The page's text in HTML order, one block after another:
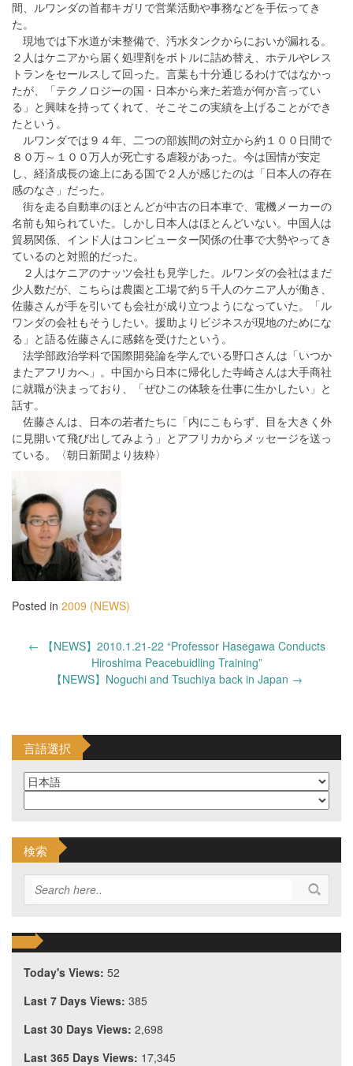
間、ルワンダの首都キガリで営業活動や事務などを手伝ってき
た。
現地では下水道が未整備で、汚水タンクからにおいが漏れる。
２人はケニアから届く処理剤をボトルに詰め替え、ホテルやレス
トランをセールスして回った。言葉も十分通じるわけではなかっ
たが、「テクノロジーの国・日本から来た若造が何か言ってい
る」と興味を持ってくれて、そこそこの実績を上げることができ
たという。
ルワンダでは９４年、二つの部族間の対立から約１００日間で
８０万～１００万人が死亡する虐殺があった。今は国情が安定
し、経済成長の途上にある国で２人が感じたのは「日本人の存在
感のなさ」だった。
街を走る自動車のほとんどが中古の日本車で、電機メーカーの
名前も知られていた。しかし日本人はほとんどいない。中国人は
貿易関係、インド人はコンピューター関係の仕事で大勢やってき
ているのと対照的だった。
２人はケニアのナッツ会社も見学した。ルワンダの会社はまだ
少人数だが、こちらは農園と工場で約５千人のケニア人が働き、
佐藤さんが手を引いても会社が成り立つようになっていた。「ル
ワンダの会社もそうしたい。援助よりビジネスが現地のためにな
る」と語る佐藤さんに感銘を受けたという。
法学部政治学科で国際開発論を学んでいる野口さんは「いつか
またアフリカへ」。中国から日本に帰化した寺崎さんは大手商社
に就職が決まっており、「ぜひこの体験を仕事に生かしたい」と
話す。
佐藤さんは、日本の若者たちに「内にこもらず、目を大きく外
に見開いて飛び出してみよう」とアフリカからメッセージを送っ
ている。〈朝日新聞より抜粋〉
Posted in 2009 (NEWS)
Post
← 【NEWS】2010.1.21-22 “Professor Hasegawa Conducts
Hiroshima Peacebuidling Training”
【NEWS】Noguchi and Tsuchiya back in Japan →
言語選択
検索
Today's Views: 52
Last 7 Days Views: 385
Last 30 Days Views: 2,698
Last 365 Days Views: 17,345